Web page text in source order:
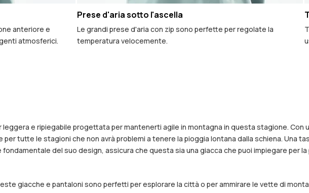
anteriore e
atmosferici.
Prese d'aria sotto l'ascella
Le grandi prese d'aria con zip sono perfette per regolate la
temperatura velocemente.
leggera e ripiegabile progettata per mantenerti agile in montagna in questa stagione.
per tutte le stagioni che non avrà problemi a tenere la pioggia lontana dalla schiena. Una
del suo design, assicura che questa sia una giacca che puoi impiegare per la
giacche e pantaloni sono perfetti per esplorare la città o per ammirare le vette di